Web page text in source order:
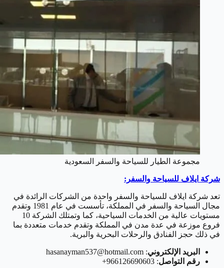
مجموعة الطيار للسياحة والسفر السعودية
شركة ايلاف للسياحة والسفر:
تعد شركة ايلاف للسياحة والسفر واحدة من الشركات الرائدة في
مجال السياحة والسفر في المملكة، تأسست في عام 1981 وتقدم
مستويات عالية من الخدمات السياحية، كما وتمتلك الشركة 10
فروع موزعة في عدة مدن في المملكة وتقدم خدمات متعددة بما
في ذلك حجز الفنادق والرحلات البحرية والبرية.
البريد الإلكتروني: hasanayman537@hotmail.com
رقم التواصل: 966126690603+